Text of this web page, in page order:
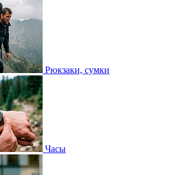
Рюкзаки, сумки
Часы